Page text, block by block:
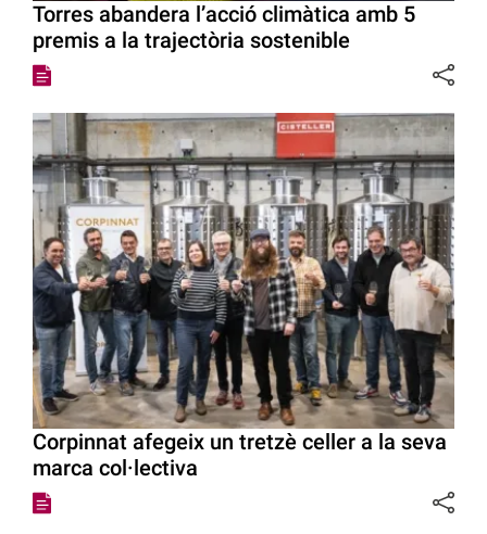
Torres abandera l’acció climàtica amb 5
premis a la trajectòria sostenible
Corpinnat afegeix un tretzè celler a la seva
marca col·lectiva